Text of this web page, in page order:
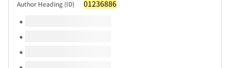
Author Heading (ID) 01236886
Volumes of this title